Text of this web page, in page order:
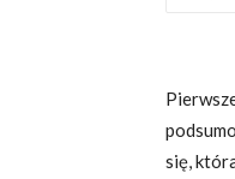
się,